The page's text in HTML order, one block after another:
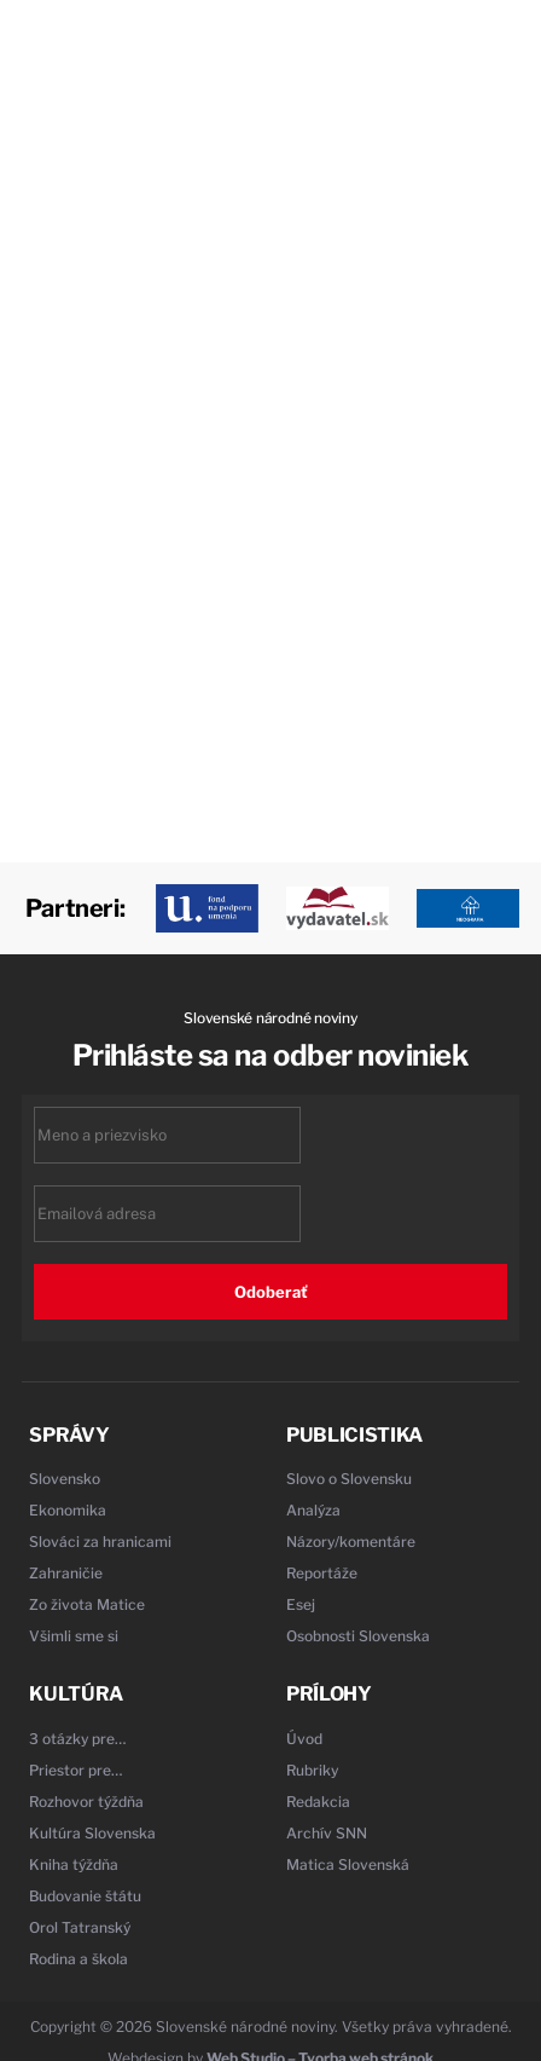
Partneri:
Slovenské národné noviny
Prihláste sa na odber noviniek
Odoberať
SPRÁVY
Slovensko
Ekonomika
Slováci za hranicami
Zahraničie
Zo života Matice
Všimli sme si
PUBLICISTIKA
Slovo o Slovensku
Analýza
Názory/komentáre
Reportáže
Esej
Osobnosti Slovenska
KULTÚRA
3 otázky pre…
Priestor pre…
Rozhovor týždňa
Kultúra Slovenska
Kniha týždňa
Budovanie štátu
Orol Tatranský
Rodina a škola
PRÍLOHY
Úvod
Rubriky
Redakcia
Archív SNN
Matica Slovenská
Copyright © 2026 Slovenské národné noviny. Všetky práva vyhradené.